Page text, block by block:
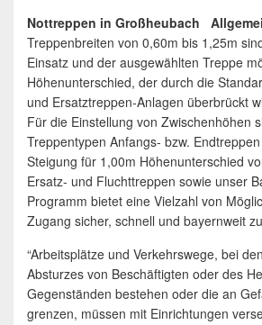
Nottreppen in Großheubach
Treppenbreiten von 0,60m bis 1,25m
Einsatz und der ausgewählten Treppe
Höhenunterschied, der durch die
und Ersatztreppen-Anlagen überbrückt
Für die Einstellung von Zwischenhöhen
Treppentypen Anfangs- bzw.
Steigung für 1,00m Höhenunterschied
Ersatz- und Fluchttreppen sowie unser
Programm bietet eine Vielzahl von
Zugang sicher, schnell und bayernweit
“Arbeitsplätze und Verkehrswege, bei
Absturzes von Beschäftigten oder des
Gegenständen bestehen oder die an
grenzen, müssen mit Einrichtungen